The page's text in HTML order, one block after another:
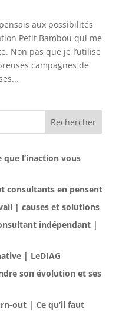
aux possibilités
Petit Bambou qui me
Non pas que je l’utilise
campagnes de
Rechercher
l’inaction vous
consultants en pensent
| causes et solutions
indépendant |
| LeDIAG
son évolution et ses
out | Ce qu’il faut